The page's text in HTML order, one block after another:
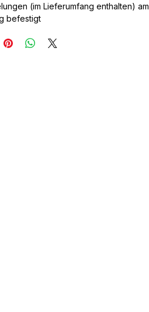
(im Lieferumfang enthalten) am
befestigt